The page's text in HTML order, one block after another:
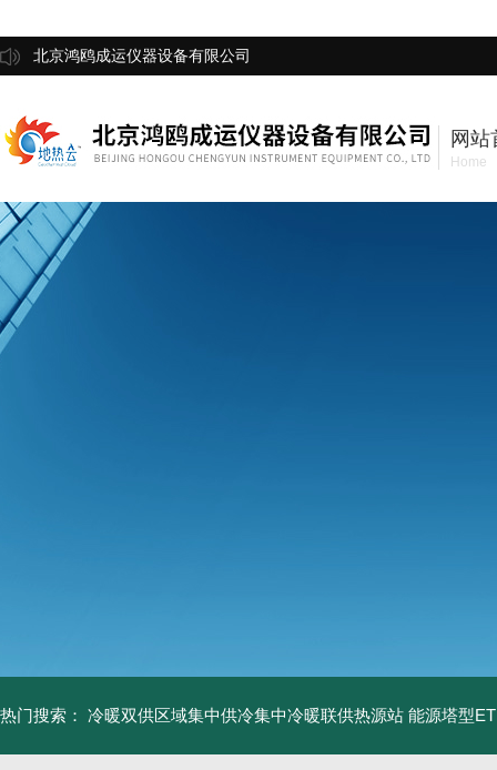
北京鸿鸥成运仪器设备有限公司
网站
Home
热门搜索： 冷暖双供区域集中供冷集中冷暖联供热源站 能源塔型